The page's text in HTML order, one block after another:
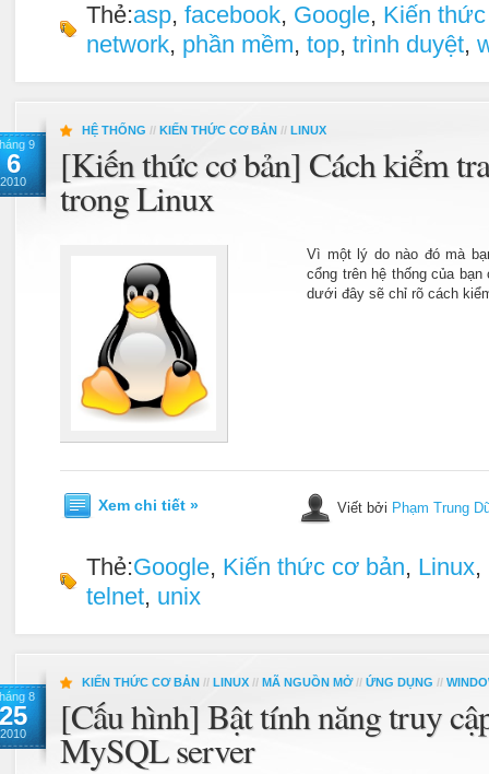
Thẻ:asp, facebook, Google, Kiến
network, phần mềm, top, trình duyệt,
9
6
2010
HỆ THỐNG // KIẾN THỨC CƠ BẢN // LINUX
[Kiến thức cơ bản] Cách kiểm
trong Linux
Vì một lý do nào đó mà
cổng trên hệ thống của
dưới đây sẽ chỉ rõ cách
Xem chi tiết » Viết bởi Phạm Trung
Thẻ:Google, Kiến thức cơ bản, Linux,
telnet, unix
8
25
2010
KIẾN THỨC CƠ BẢN // LINUX // MÃ NGUỒN MỞ// ỨNG DỤNG //
[Cấu hình] Bật tính năng truy
MySQL server